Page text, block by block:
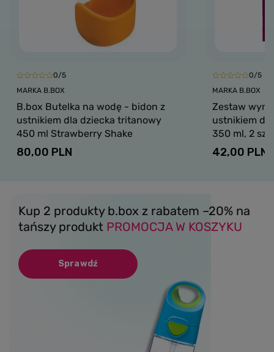
0/5
MARKA B.BOX
B.box Butelka na wodę - bidon z
ustnikiem dla dziecka tritanowy
450 ml Strawberry Shake
80,00 PLN
0/5
MARKA B.BOX
Zestaw
ustnikiem
350 ml, 2
42,00 PLN
Kup 2 produkty b.box z rabatem –20% na
tańszy produkt PROMOCJA W KOSZYKU
Sprawdź